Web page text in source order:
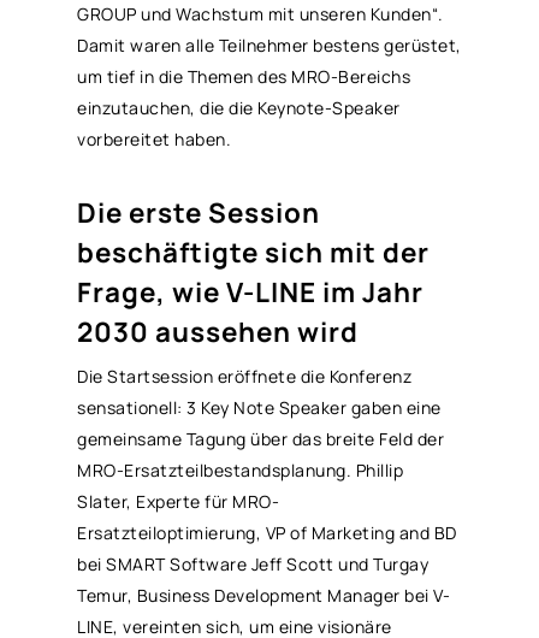
GROUP und Wachstum mit unseren Kunden“.
Damit waren alle Teilnehmer bestens gerüstet,
um tief in die Themen des MRO-Bereichs
einzutauchen, die die Keynote-Speaker
vorbereitet haben.
Die erste Session
beschäftigte sich mit der
Frage, wie V-LINE im Jahr
2030 aussehen wird
Die Startsession eröffnete die Konferenz
sensationell: 3 Key Note Speaker gaben eine
gemeinsame Tagung über das breite Feld der
MRO-Ersatzteilbestandsplanung. Phillip
Slater, Experte für MRO-
Ersatzteiloptimierung, VP of Marketing and BD
bei SMART Software Jeff Scott und Turgay
Temur, Business Development Manager bei V-
LINE, vereinten sich, um eine visionäre